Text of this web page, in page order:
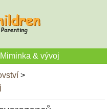
Miminka & vývoj
>